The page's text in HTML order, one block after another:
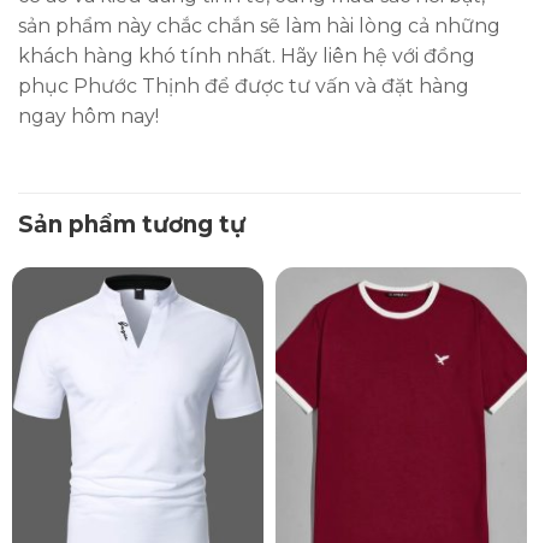
sản phẩm này chắc chắn sẽ làm hài lòng cả những
khách hàng khó tính nhất. Hãy liên hệ với đồng
phục Phước Thịnh để được tư vấn và đặt hàng
ngay hôm nay!
Sản phẩm tương tự